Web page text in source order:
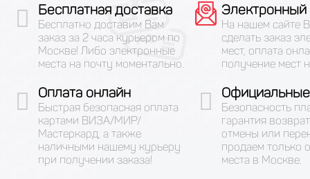
Бесплатная доставка
Бесплатно доставим Вам
заказ за 2 часа курьером по
Москве! Либо электронные
места на почту моментально.
Электронный
На нашем сайте
сделать заказ
мест, оплата
получение мест
Оплата онлайн
Быстрая безопасная оплата
картами ВИЗА/МИР/
Мастеркард, а также
наличными нашему курьеру
при получении заказа!
Безопасность
гарантия
отмены или
продаем только
места в Москве.